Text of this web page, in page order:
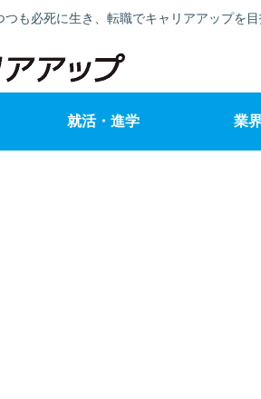
も必死に生き、転職でキャリアアップを目
就活・進学 業